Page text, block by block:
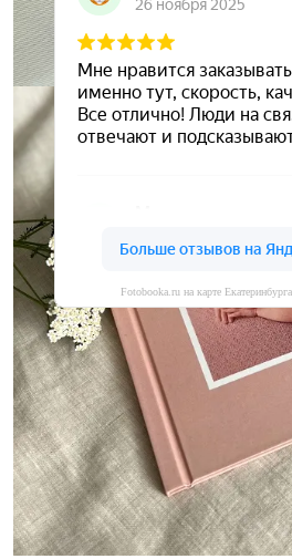
Fotobooka.ru на карте
Сохраните ваши
А мы вам в этом